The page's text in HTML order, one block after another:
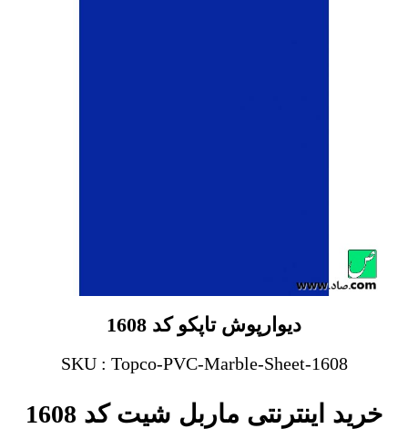
دیوارپوش تاپکو کد 1608
SKU : Topco-PVC-Marble-Sheet-1608
خرید اینترنتی ماربل شیت کد 1608